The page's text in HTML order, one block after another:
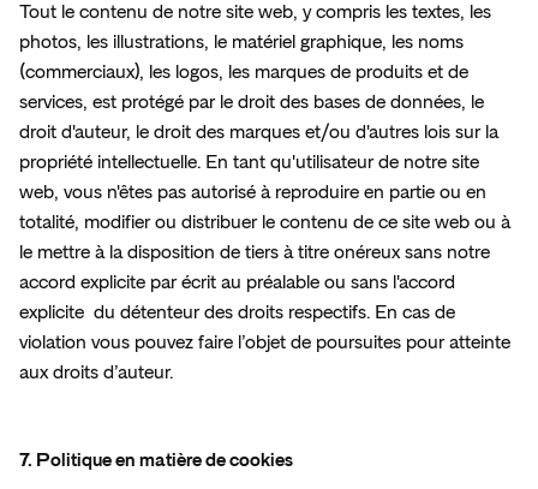
Tout le contenu de notre site web, y compris les textes, les
photos, les illustrations, le matériel graphique, les noms
(commerciaux), les logos, les marques de produits et de
services, est protégé par le droit des bases de données, le
droit d'auteur, le droit des marques et/ou d'autres lois sur la
propriété intellectuelle. En tant qu'utilisateur de notre site
web, vous n'êtes pas autorisé à reproduire en partie ou en
totalité, modifier ou distribuer le contenu de ce site web ou à
le mettre à la disposition de tiers à titre onéreux sans notre
accord explicite par écrit au préalable ou sans l'accord
explicite  du détenteur des droits respectifs. En cas de
violation vous pouvez faire l’objet de poursuites pour atteinte
aux droits d’auteur.
7. Politique en matière de cookies